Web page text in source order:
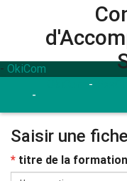
- OkiCom
-
-
Saisir une
* titre de la